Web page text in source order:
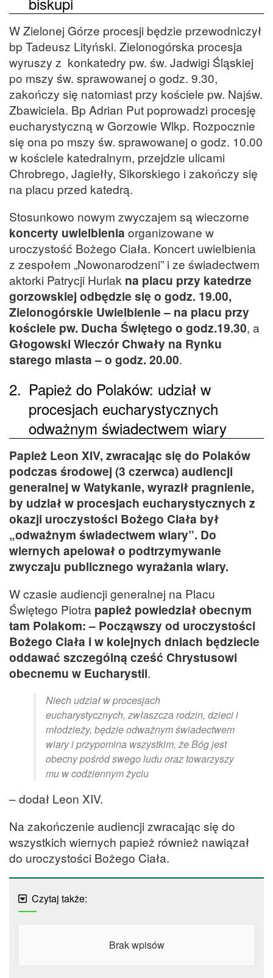
W Zielonej Górze procesji będzie przewodniczył
bp Tadeusz Lityński. Zielonogórska procesja
wyruszy z konkatedry pw. św. Jadwigi Śląskiej
po mszy św. sprawowanej o godz. 9.30,
zakończy się natomiast przy kościele pw. Najśw.
Zbawiciela. Bp Adrian Put poprowadzi procesję
eucharystyczną w Gorzowie Wlkp. Rozpocznie
się ona po mszy św. sprawowanej o godz. 10.00
w kościele katedralnym, przejdzie ulicami
Chrobrego, Jagiełły, Sikorskiego i zakończy się
na placu przed katedrą.
Stosunkowo nowym zwyczajem są wieczorne
koncerty uwielbienia organizowane w
uroczystość Bożego Ciała. Koncert uwielbienia
z zespołem „Nowonarodzeni” i ze świadectwem
aktorki Patrycji Hurlak na placu przy katedrze
gorzowskiej odbędzie się o godz. 19.00,
Zielonogórskie Uwielbienie – na placu przy
kościele pw. Ducha Świętego o godz.19.30, a
Głogowski Wieczór Chwały na Rynku
starego miasta – o godz. 20.00.
2. Papież do Polaków: udział w
procesjach eucharystycznych
odważnym świadectwem wiary
Papież Leon XIV, zwracając się do Polaków
podczas środowej (3 czerwca) audiencji
generalnej w Watykanie, wyraził pragnienie,
by udział w procesjach eucharystycznych z
okazji uroczystości Bożego Ciała był
„odważnym świadectwem wiary”. Do
wiernych apelował o podtrzymywanie
zwyczaju publicznego wyrażania wiary.
W czasie audiencji generalnej na Placu
Świętego Piotra papież powiedział obecnym
tam Polakom: – Począwszy od uroczystości
Bożego Ciała i w kolejnych dniach będziecie
oddawać szczególną cześć Chrystusowi
obecnemu w Eucharystii.
Niech udział w procesjach
eucharystycznych, zwłaszcza rodzin, dzieci i
młodzieży, będzie odważnym świadectwem
wiary i przypomina wszystkim, że Bóg jest
obecny pośród swego ludu oraz towarzyszy
mu w codziennym życiu
– dodał Leon XIV.
Na zakończenie audiencji zwracając się do
wszystkich wiernych papież również nawiązał
do uroczystości Bożego Ciała.
Czytaj także:
Brak wpisów